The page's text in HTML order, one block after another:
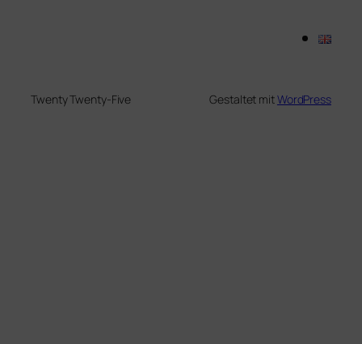
Twenty Twenty-Five Gestaltet mitWordPress